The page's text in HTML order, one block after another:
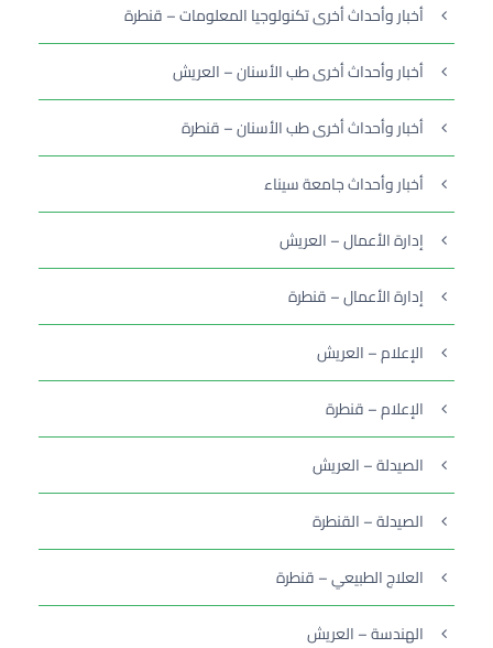
أخبار وأحداث أخرى تكنولوجيا المعلومات – قنطرة
أخبار وأحداث أخرى طب الأسنان – العريش
أخبار وأحداث أخرى طب الأسنان – قنطرة
أخبار وأحداث جامعة سيناء
إدارة الأعمال – العريش
إدارة الأعمال – قنطرة
الإعلام – العريش
الإعلام – قنطرة
الصيدلة – العريش
الصيدلة – القنطرة
العلاج الطبيعي – قنطرة
الهندسة – العريش